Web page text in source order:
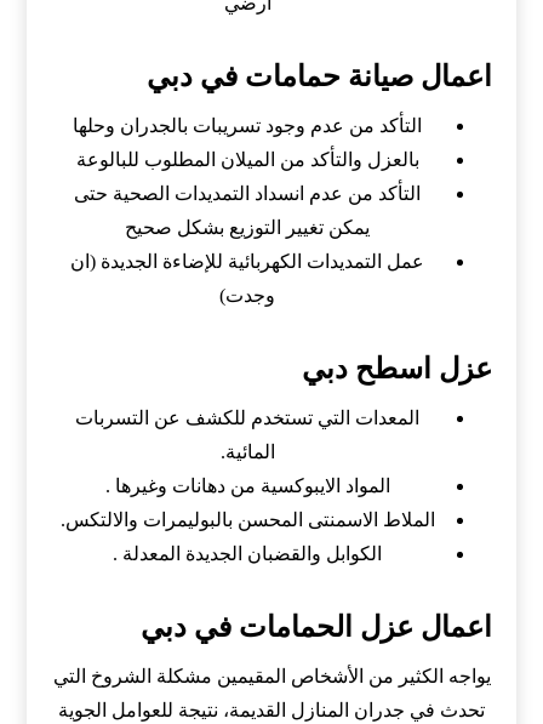
اعمال صيانة حمامات في دبي
التأكد من عدم وجود تسريبات بالجدران وحلها
بالعزل والتأكد من الميلان المطلوب للبالوعة
التأكد من عدم انسداد التمديدات الصحية حتى
يمكن تغيير التوزيع بشكل صحيح
عمل التمديدات الكهربائية للإضاءة الجديدة (ان
وجدت)
عزل اسطح دبي
المعدات التي تستخدم للكشف عن التسربات
المائية.
المواد الايبوكسية من دهانات وغيرها .
الملاط الاسمنتى المحسن بالبوليمرات والالتكس.
الكوابل والقضبان الجديدة المعدلة .
اعمال عزل الحمامات في دبي
يواجه الكثير من الأشخاص المقيمين مشكلة الشروخ التي
تحدث في جدران المنازل القديمة، نتيجة للعوامل الجوية